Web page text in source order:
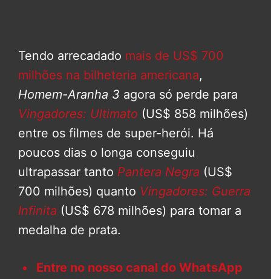
Tendo arrecadado mais de US$ 700
milhões na bilheteria americana,
Homem-Aranha 3 agora só perde para
Vingadores: Ultimato (US$ 858 milhões)
entre os filmes de super-herói. Há
poucos dias o longa conseguiu
ultrapassar tanto Pantera Negra (US$
700 milhões) quanto Vingadores: Guerra
Infinita (US$ 678 milhões) para tomar a
medalha de prata.
Entre no nosso canal do WhatsApp